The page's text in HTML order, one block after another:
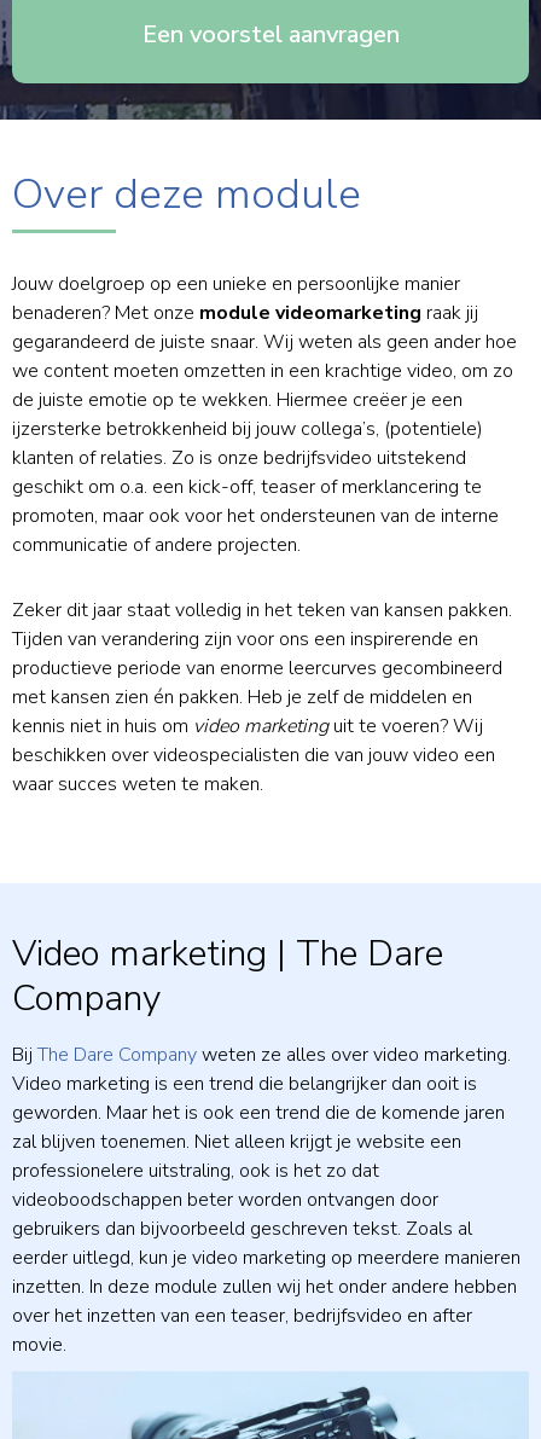
Een voorstel aanvragen
Over deze module
Jouw doelgroep op een unieke en persoonlijke manier
benaderen? Met onze module videomarketing raak jij
gegarandeerd de juiste snaar. Wij weten als geen ander hoe
we content moeten omzetten in een krachtige video, om zo
de juiste emotie op te wekken. Hiermee creëer je een
ijzersterke betrokkenheid bij jouw collega’s, (potentiele)
klanten of relaties. Zo is onze bedrijfsvideo uitstekend
geschikt om o.a. een kick-off, teaser of merklancering te
promoten, maar ook voor het ondersteunen van de interne
communicatie of andere projecten.
Zeker dit jaar staat volledig in het teken van kansen pakken.
Tijden van verandering zijn voor ons een inspirerende en
productieve periode van enorme leercurves gecombineerd
met kansen zien én pakken. Heb je zelf de middelen en
kennis niet in huis om video marketinguit te voeren? Wij
beschikken over videospecialisten die van jouw video een
waar succes weten te maken.
Video marketing | The Dare
Company
BijThe Dare Companyweten ze alles over video marketing.
Video marketing is een trend die belangrijker dan ooit is
geworden. Maar het is ook een trend die de komende jaren
zal blijven toenemen. Niet alleen krijgt je website een
professionelere uitstraling, ook is het zo dat
videoboodschappen beter worden ontvangen door
gebruikers dan bijvoorbeeld geschreven tekst. Zoals al
eerder uitlegd, kun je video marketing op meerdere manieren
inzetten. In deze module zullen wij het onder andere hebben
over het inzetten van een teaser, bedrijfsvideo en after
movie.